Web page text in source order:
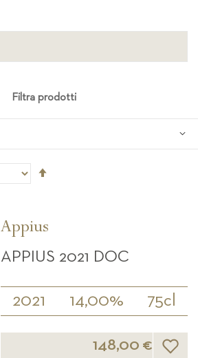
Appius
APPIUS 2021 DOC
2021 14,00% 75cl
148,00 € Lista
Filtra prodotti